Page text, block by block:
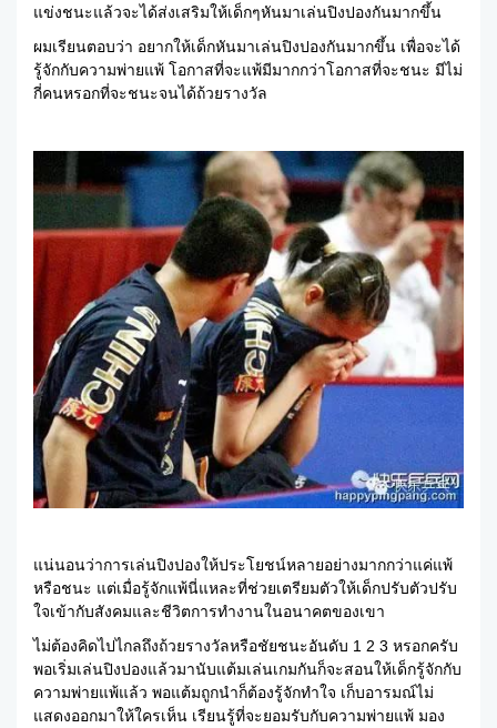
แข่งชนะแล้วจะได้ส่งเสริมให้เด็กๆหันมาเล่นปิงปองกันมากขึ้น
ผมเรียนตอบว่า อยากให้เด็กหันมาเล่นปิงปองกันมากขึ้น เพื่อจะได้
รู้จักกับความพ่ายแพ้ โอกาสที่จะแพ้มีมากกว่าโอกาสที่จะชนะ มีไม่
กี่คนหรอกที่จะชนะจนได้ถ้วยรางวัล
แน่นอนว่าการเล่นปิงปองให้ประโยชน์หลายอย่างมากกว่าแค่แพ้
หรือชนะ แต่เมื่อรู้จักแพ้นี่แหละที่ช่วยเตรียมตัวให้เด็กปรับตัวปรับ
ใจเข้ากับสังคมและชีวิตการทำงานในอนาคตของเขา
ไม่ต้องคิดไปไกลถึงถ้วยรางวัลหรือชัยชนะอันดับ 1 2 3 หรอกครับ
พอเริ่มเล่นปิงปองแล้วมานับแต้มเล่นเกมกันก็จะสอนให้เด็กรู้จักกับ
ความพ่ายแพ้แล้ว พอแต้มถูกนำก็ต้องรู้จักทำใจ เก็บอารมณ์ไม่
แสดงออกมาให้ใครเห็น เรียนรู้ที่จะยอมรับกับความพ่ายแพ้ มอง